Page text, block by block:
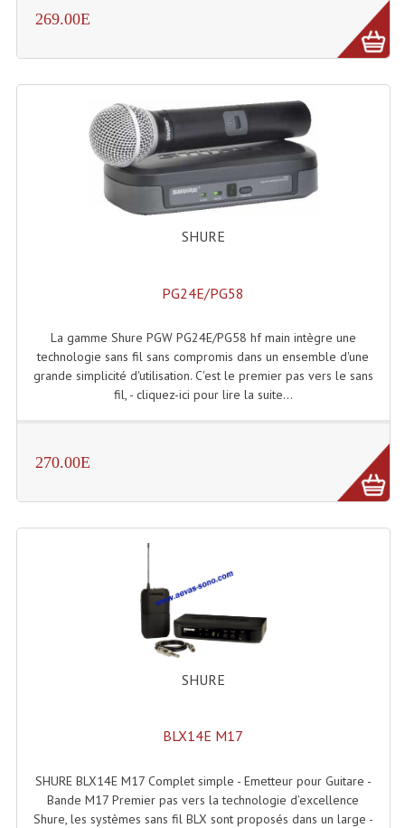
Machines À Effets Fumées, Mousses, Liquid
Effets Projection Et Jet De CO2
Machines À Brouillard
Lanceur De Flammes Et Cartouche De Gaz
Machine À Etincelles Froides
Machines À Effet Brouillard
Machines À Fumée Lourde
Liquide À Bulles
Liquides À Fumée
Liquides À Mousse
Nos Occasions Et Stock B
Les Occasions
Matériel Karaoké
269.00E
SHURE
PG24E/PG58
La gamme Shure PGW PG24E/PG58 hf main intègre une
technologie sans fil sans compromis dans un ensemble d'une
grande simplicité d'utilisation. C'est le premier pas vers le sans
fil, - cliquez-ici pour lire la suite...
270.00E
SHURE
BLX14E M17
SHURE BLX14E M17 Complet simple - Emetteur pour Guitare -
Bande M17 Premier pas vers la technologie d’excellence
Shure, les systèmes sans fil BLX sont proposés dans un large -